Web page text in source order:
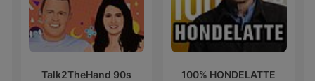
Talk2TheHand 90s 100% HONDELATTE